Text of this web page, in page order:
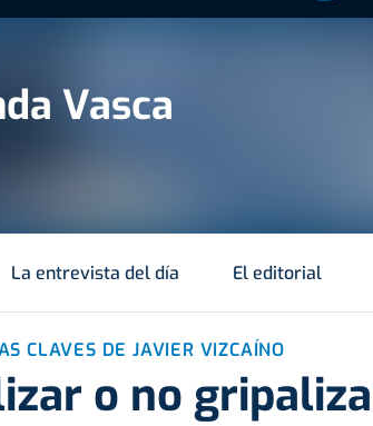
Vasca
La entrevista del día El editorial
CLAVES DE JAVIER VIZCAÍNO
o no